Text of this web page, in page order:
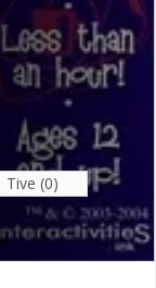
Tive (0)